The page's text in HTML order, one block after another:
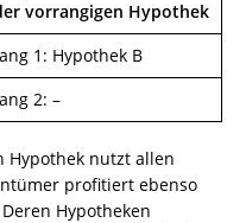
vorrangigen Hypothek
1: Hypothek B
2: –
Hypothek nutzt allen
profitiert ebenso
Hypotheken